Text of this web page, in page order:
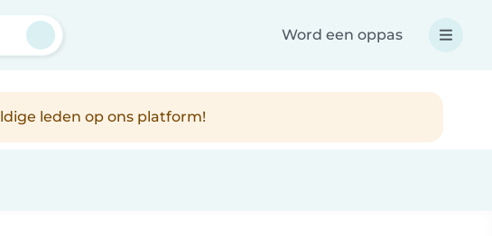
Word een oppas
leden op ons platform!